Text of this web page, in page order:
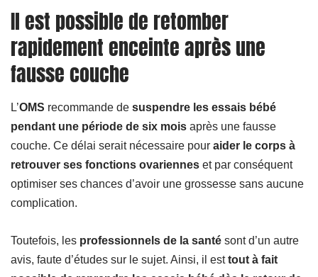
Il est possible de retomber
rapidement enceinte après une
fausse couche
L’OMS recommande de suspendre les essais bébé
pendant une période de six mois après une fausse
couche. Ce délai serait nécessaire pour aider le corps à
retrouver ses fonctions ovariennes et par conséquent
optimiser ses chances d’avoir une grossesse sans aucune
complication.
Toutefois, les professionnels de la santé sont d’un autre
avis, faute d’études sur le sujet. Ainsi, il esttout à fait